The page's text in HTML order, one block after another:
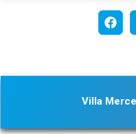
Villa